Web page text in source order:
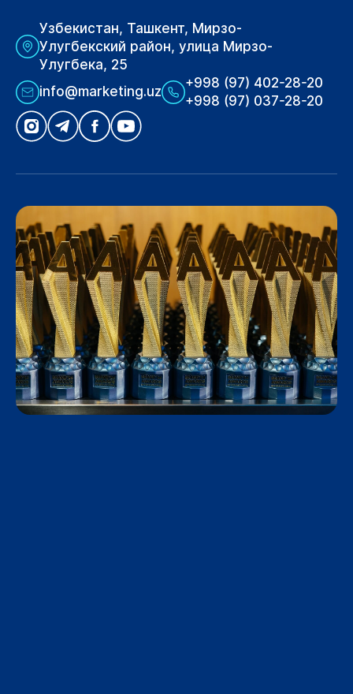
Узбекистан, Ташкент, Мирзо-
Улугбекский район, улица Мирзо-
Улугбека, 25
info@marketing.uz
+998 (97) 402-28-20
+998 (97) 037-28-20